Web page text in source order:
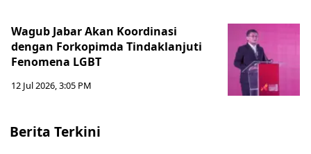
Wagub Jabar Akan Koordinasi
dengan Forkopimda Tindaklanjuti
Fenomena LGBT
12 Jul 2026, 3:05 PM
Berita Terkini